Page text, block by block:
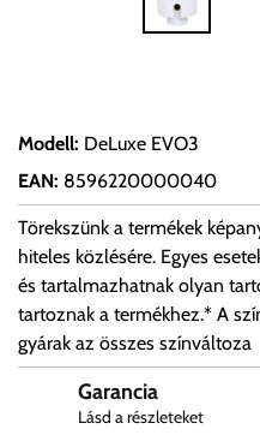
Modell: DeLuxe EVO3
EAN: 8596220000040
Törekszünk a termékek
hiteles közlésére. Egyes
és tartalmazhatnak olyan
tartoznak a termékhez.* A
gyárak az összes színváltoza
Garancia
Lásd a részleteket